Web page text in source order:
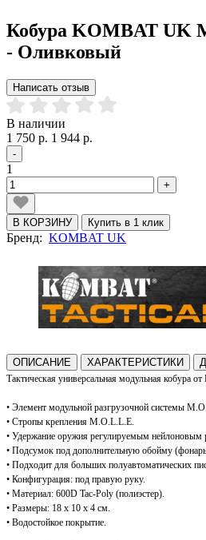
Кобура KOMBAT UK
- Оливковый
Написать отзыв
В наличии
1 750 р. 1 944 р.
-
1
+
В КОРЗИНУ Купить в 1 клик
Бренд: KOMBAT UK
ОПИСАНИЕ ХАРАКТЕРИСТИКИ
Тактическая универсальная модульная кобура
• Элемент модульной разгрузочной системы
• Cтропы крепления M.O.L.L.E.
• Удержание оружия регулируемым нейлоновым
• Подсумок под дополнительную обойму
• Подходит для больших полуавтоматических
• Конфигурация: под правую руку.
• Материал: 600D Tac-Poly (полиэстер).
• Размеры: 18 х 10 х 4 см.
• Водостойкое покрытие.